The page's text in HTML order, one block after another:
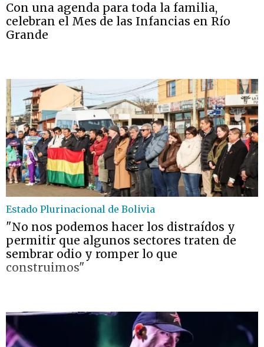
Con una agenda para toda la familia,
celebran el Mes de las Infancias en Río
Grande
Estado Plurinacional de Bolivia
"No nos podemos hacer los distraídos y
permitir que algunos sectores traten de
sembrar odio y romper lo que
construimos"